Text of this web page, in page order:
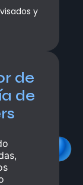
y
de
de
y
de
de